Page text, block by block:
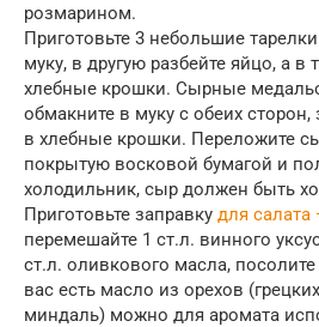
розмарином.
Приготовьте 3 небольшие
муку, в другую разбейте яйцо, а в
хлебные крошки. Сырные
обмакните в муку с обеих
в хлебные крошки. Переложите
покрытую восковой бумагой и
холодильник, сыр должен быть
Приготовьте заправку для
перемешайте 1 ст.л. винного
ст.л. оливкового масла,
вас есть масло из орехов
миндаль) можно для аромата